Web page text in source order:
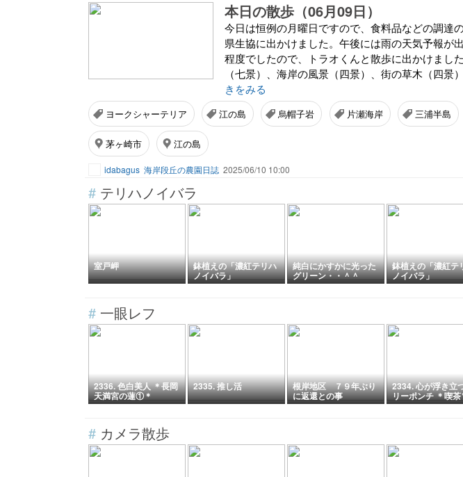
本日の散歩（06月09日）
今日は恒例の月曜日ですので、食料品などの調達
県生協に出かけました。午後には雨の天気予報が
程度でしたので、トラオくんと散歩に出かけまし
（七景）、海岸の風景（四景）、街の草木（四景
きをみる
ヨークシャーテリア 江の島 烏帽子岩 片瀬海岸 三浦半島
茅ヶ崎市 江の島
idabagus 海岸段丘の農園日誌 2025/06/10 10:00
# テリハノイバラ
室戸岬 鉢植えの「濃紅テリハ
ノイバラ」
純白にかすかに光った
グリーン・・＾＾
鉢植えの「濃紅テ
ノイバラ」
# 一眼レフ
2336. 色白美人 ＊長岡
天満宮の蓮①＊
2335. 推し活 根岸地区 ７９年ぶり
に返還との事
2334. 心が浮き立
リーポンチ ＊喫
レ＊
# カメラ散歩